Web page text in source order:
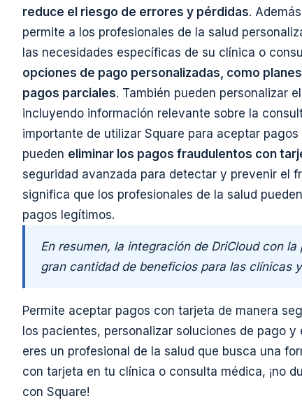
reduce el riesgo de errores y pérdidas.
permite a los profesionales de la salud
las necesidades específicas de su clínica o
opciones de pago personalizadas, como
pagos parciales. También pueden personalizar
incluyendo información relevante sobre la
importante de utilizar Square para aceptar
pueden eliminar los pagos fraudulentos con
seguridad avanzada para detectar y prevenir el
significa que los profesionales de la salud
pagos legítimos.
En resumen, la integración de DriCloud con
gran cantidad de beneficios para las clínicas
Permite aceptar pagos con tarjeta de manera
los pacientes, personalizar soluciones de pago
eres un profesional de la salud que busca una
con tarjeta en tu clínica o consulta médica, ¡no
con Square!